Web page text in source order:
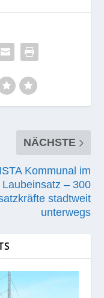
NÄCHSTE
Kommunal im
Laubeinsatz – 300
stadtweit
unterwegs